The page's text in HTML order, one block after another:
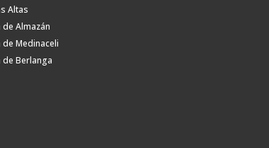
Altas
de Almazán
de Medinaceli
de Berlanga